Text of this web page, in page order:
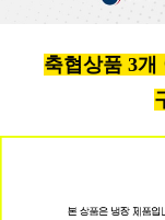
축협상품 3개